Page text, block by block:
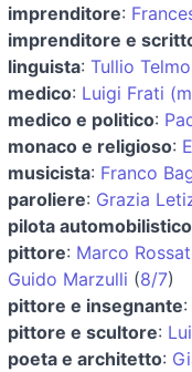
imprenditore:
imprenditore e
linguista: Tullio
medico: Luigi Frati
medico e politico:
monaco e religioso:
musicista: Franco
paroliere: Grazia
pilota automobilistico
pittore: Marco
Guido Marzulli (8/7)
pittore e insegnante:
pittore e scultore:
poeta e architetto: